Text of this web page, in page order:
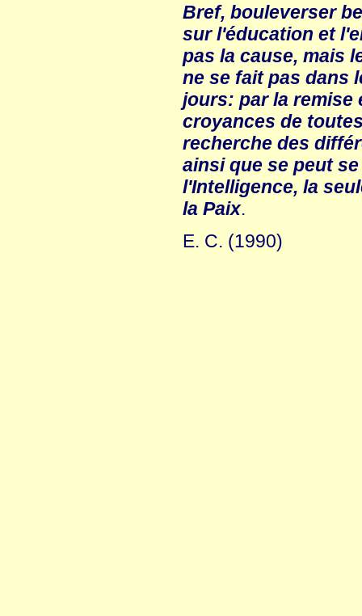
Bref, bouleverser
sur l'éducation et
pas la cause, mais
ne se fait pas dans
jours: par la remise
croyances de
recherche des
ainsi que se peut
l'Intelligence, la
la Paix.
E. C. (1990)